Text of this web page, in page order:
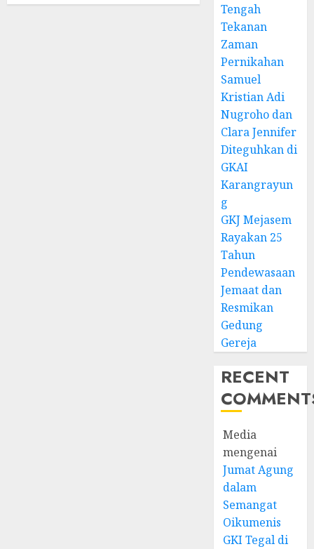
Tengah
Tekanan
Zaman
Pernikahan
Samuel
Kristian Adi
Nugroho dan
Clara Jennifer
Diteguhkan di
GKAI
Karangrayun
g
GKJ Mejasem
Rayakan 25
Tahun
Pendewasaan
Jemaat dan
Resmikan
Gedung
Gereja
RECENT
Media
mengenai
Jumat Agung
dalam
Semangat
Oikumenis
GKI Tegal di